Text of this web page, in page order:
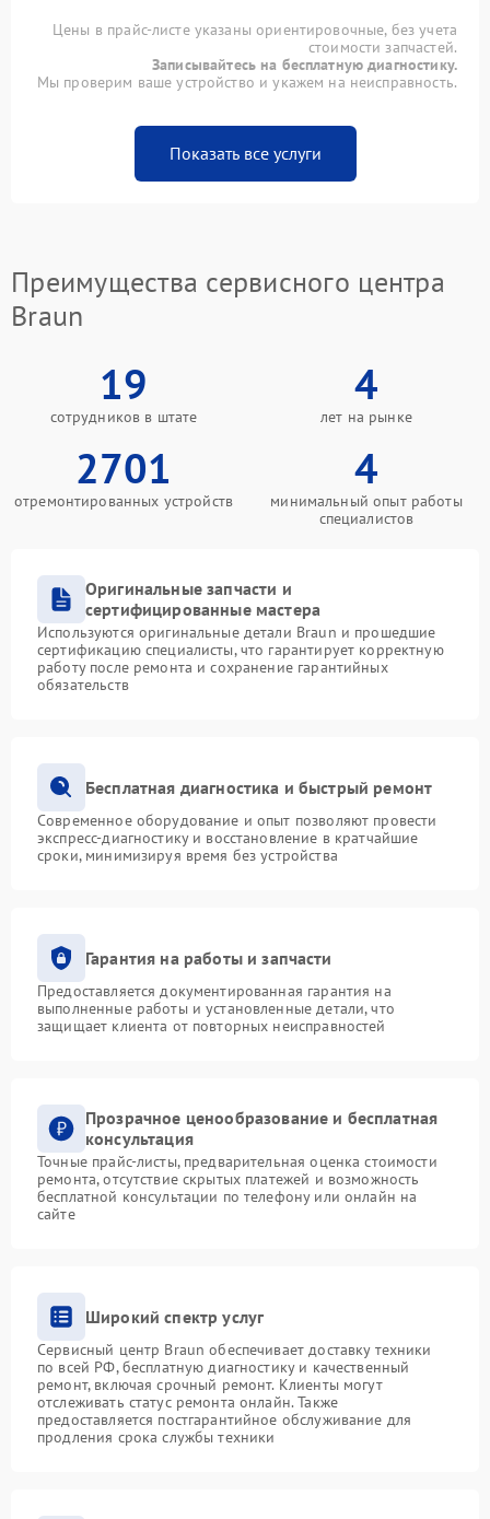
Цены в прайс-листе указаны ориентировочные, без учета
стоимости запчастей.
Записывайтесь на бесплатную диагностику.
Мы проверим ваше устройство и укажем на неисправность.
Показать все услуги
Преимущества сервисного центра
Braun
19
сотрудников в штате
4
лет на рынке
2701
отремонтированных устройств
4
минимальный опыт работы
специалистов
Оригинальные запчасти и
сертифицированные мастера
Используются оригинальные детали Braun и прошедшие
сертификацию специалисты, что гарантирует корректную
работу после ремонта и сохранение гарантийных
обязательств
Бесплатная диагностика и быстрый ремонт
Современное оборудование и опыт позволяют провести
экспресс-диагностику и восстановление в кратчайшие
сроки, минимизируя время без устройства
Гарантия на работы и запчасти
Предоставляется документированная гарантия на
выполненные работы и установленные детали, что
защищает клиента от повторных неисправностей
Прозрачное ценообразование и бесплатная
консультация
Точные прайс-листы, предварительная оценка стоимости
ремонта, отсутствие скрытых платежей и возможность
бесплатной консультации по телефону или онлайн на
сайте
Широкий спектр услуг
Сервисный центр Braun обеспечивает доставку техники
по всей РФ, бесплатную диагностику и качественный
ремонт, включая срочный ремонт. Клиенты могут
отслеживать статус ремонта онлайн. Также
предоставляется постгарантийное обслуживание для
продления срока службы техники